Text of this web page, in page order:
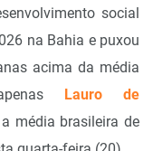
social
na Bahia e puxou
acima da média
Lauro de
média brasileira de